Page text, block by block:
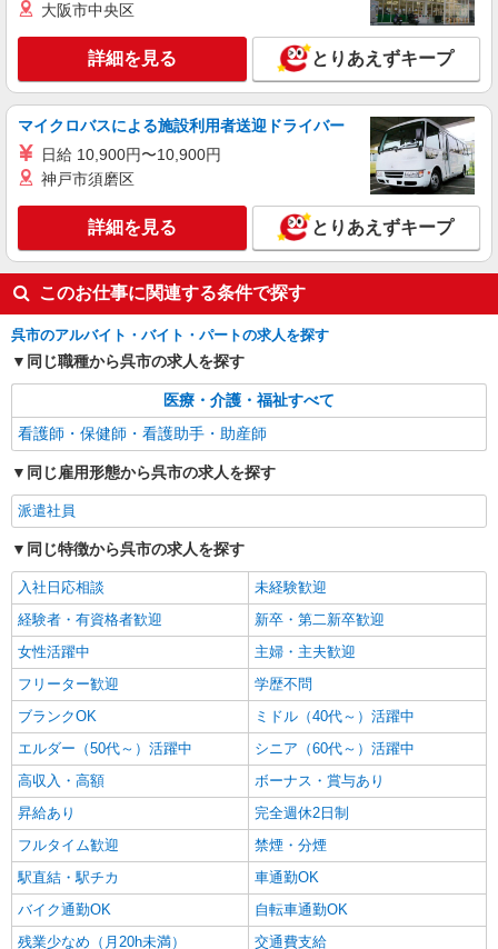
大阪市中央区
詳細を見る とりあえずキープ
マイクロバスによる施設利用者送迎ドライバー
日給 10,900円〜10,900円
神戸市須磨区
詳細を見る とりあえずキープ
このお仕事に関連する条件で探す
呉市のアルバイト・バイト・パートの求人を探す
同じ職種から呉市の求人を探す
医療・介護・福祉すべて
看護師・保健師・看護助手・助産師
同じ雇用形態から呉市の求人を探す
派遣社員
同じ特徴から呉市の求人を探す
入社日応相談
未経験歓迎
経験者・有資格者歓迎
新卒・第二新卒歓迎
女性活躍中
主婦・主夫歓迎
フリーター歓迎
学歴不問
ブランクOK
ミドル（40代～）活躍中
エルダー（50代～）活躍中
シニア（60代～）活躍中
高収入・高額
ボーナス・賞与あり
昇給あり
完全週休2日制
フルタイム歓迎
禁煙・分煙
駅直結・駅チカ
車通勤OK
バイク通勤OK
自転車通勤OK
残業少なめ（月20h未満）
交通費支給